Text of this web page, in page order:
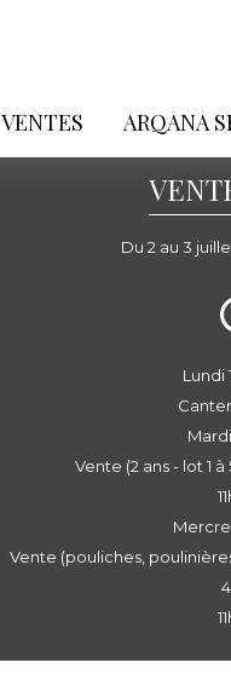
VENTES ARQANA
Du 2 au 3
Lundi
Vente (2 ans - lot 1 à
Vente (pouliches,